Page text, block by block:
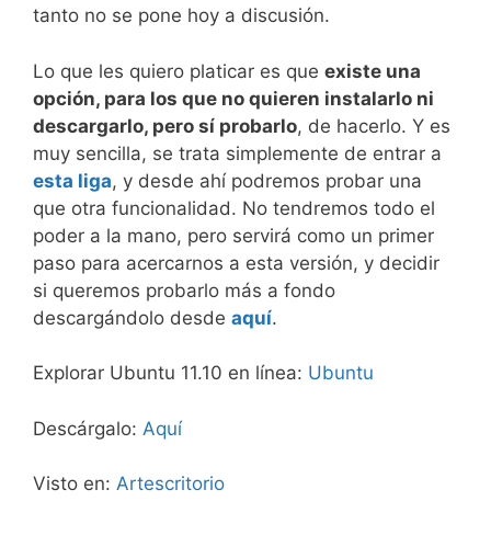
tanto no se pone hoy a discusión.
Lo que les quiero platicar es que existe una
opción, para los que no quieren instalarlo ni
descargarlo, pero sí probarlo, de hacerlo. Y es
muy sencilla, se trata simplemente de entrar a
esta liga, y desde ahí podremos probar una
que otra funcionalidad. No tendremos todo el
poder a la mano, pero servirá como un primer
paso para acercarnos a esta versión, y decidir
si queremos probarlo más a fondo
descargándolo desde aquí.
Explorar Ubuntu 11.10 en línea: Ubuntu
Descárgalo: Aquí
Visto en: Artescritorio